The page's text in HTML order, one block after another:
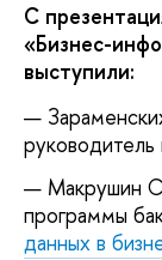
С
«Бизнес-
выступили:
Макрушин
программы
данных в